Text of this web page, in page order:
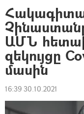
ԱՄՆ
զեկույցը
մասին
16:39 30.10.2021